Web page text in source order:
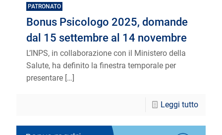
PATRONATO
Bonus Psicologo 2025, domande
dal 15 settembre al 14 novembre
L’INPS, in collaborazione con il Ministero della
Salute, ha definito la finestra temporale per
presentare […]
Leggi tutto